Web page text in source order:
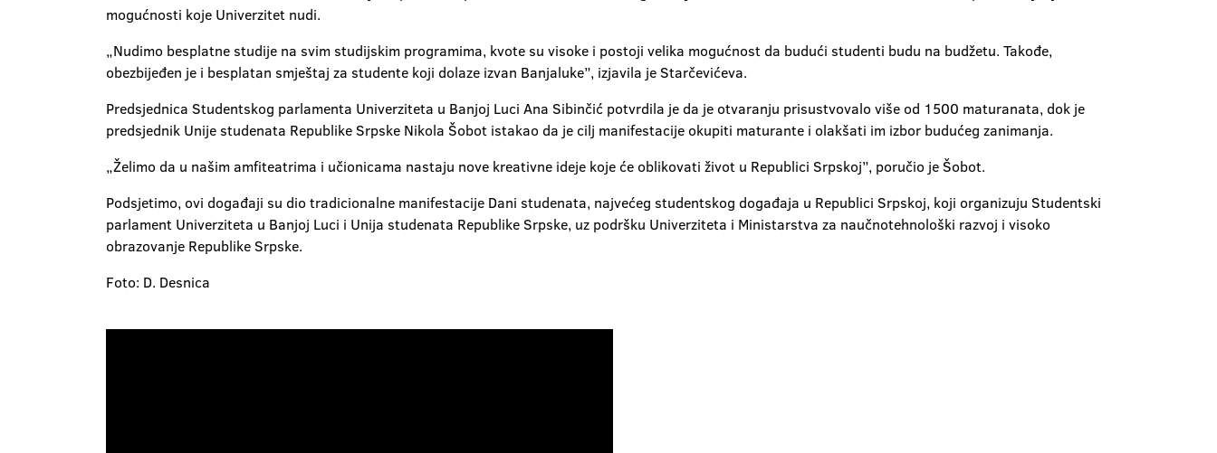
mogućnosti koje Univerzitet nudi.
„Nudimo besplatne studije na svim studijskim programima, kvote su visoke i postoji velika mogućnost da budući studenti budu na budžetu. Takođe,
obezbijeđen je i besplatan smještaj za studente koji dolaze izvan Banjaluke”, izjavila je Starčevićeva.
Predsjednica Studentskog parlamenta Univerziteta u Banjoj Luci Ana Sibinčić potvrdila je da je otvaranju prisustvovalo više od 1500 maturanata, dok je
predsjednik Unije studenata Republike Srpske Nikola Šobot istakao da je cilj manifestacije okupiti maturante i olakšati im izbor budućeg zanimanja.
„Želimo da u našim amfiteatrima i učionicama nastaju nove kreativne ideje koje će oblikovati život u Republici Srpskoj”, poručio je Šobot.
Podsjetimo, ovi događaji su dio tradicionalne manifestacije Dani studenata, najvećeg studentskog događaja u Republici Srpskoj, koji organizuju Studentski
parlament Univerziteta u Banjoj Luci i Unija studenata Republike Srpske, uz podršku Univerziteta i Ministarstva za naučnotehnološki razvoj i visoko
obrazovanje Republike Srpske.
Foto: D. Desnica